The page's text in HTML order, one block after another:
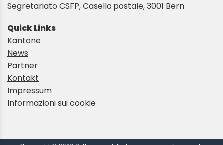
Segretariato CSFP, Casella postale, 3001 Bern
Quick Links
Kantone
News
Partner
Kontakt
Impressum
Informazioni sui cookie